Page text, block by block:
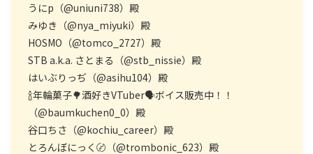
うにp（@uniuni738）殿
みゆき（@nya_miyuki）殿
HOSMO（@tomco_2727）殿
STB a.k.a. さとまる（@stb_nissie）殿
はいぶりっぢ（@asihu104）殿
🍾年輪菓子🌳酒好きVTuber🗣ボイス販売中！！
（@baumkuchen0_0）殿
谷口ちさ（@kochiu_career）殿
とろんぼにっく〄（@trombonic_623）殿